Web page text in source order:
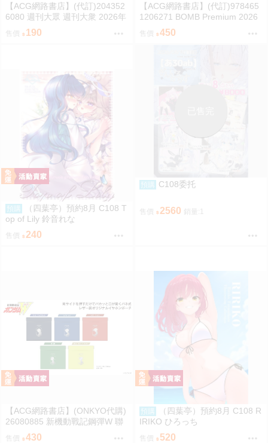
【ACG網路書店】(代訂)204352
6080 週刊大眾 週刊大衆 2026年
8月31日號 附:海報
190
【ACG網路書店】(代訂)978465
1206271 BOMB Premium 2026
封面:一ノ瀬瑠菜 附:雙面海報
450
預購
（四葉亭）預約8月 C108 T
op of Lily 鈴音れな
售價 240
預購 C108委托
售價 2560 銷量:1
【ACG網路書店】(ONKYO代購)
26080885 新機動戰記鋼彈W 聯
名耳機 收納包
430
預購
（四葉亭）預約8月 C108 R
IRIKO ひろっち
520